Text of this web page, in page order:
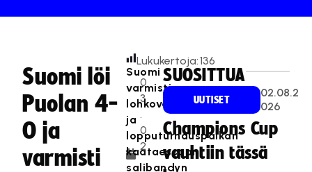
Suomi löi
Puolan 4-
0 ja
varmisti
0
3
.
0
2
.
Lukukertoja:136
Suomi
varmisti
lohkovoiton
ja
lopputurnauspaikan
kaataessaan
salibandyn
SUOSITTUA
UUTISET
02.08.2
026
Champions Cup
vauhtiin tässä